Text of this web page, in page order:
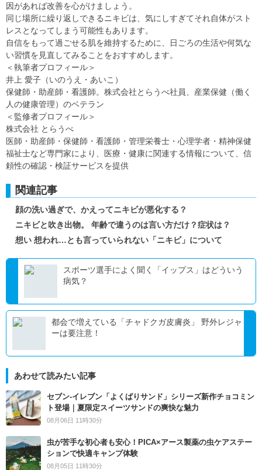
因があれば改善を心がけましょう。
同じ場所に繰り返しできるニキビは、気にしすぎてそれ自体がスト
レスとなってしまう可能性もあります。
自信をもって過ごせる肌を維持するために、日ごろの生活や何気な
い習慣を見直してみることをおすすめします。
＜執筆者プロフィール＞
井上 愛子（いのうえ・あいこ）
保健師・助産師・看護師。株式会社とらうべ社員、産業保健（働く
人の健康管理）のベテラン
＜監修者プロフィール＞
株式会社 とらうべ
医師・助産師・保健師・看護師・管理栄養士・心理学者・精神保健
福祉士など専門家により、医療・健康に関連する情報について、信
頼性の確認・検証サービスを提供
関連記事
顔の洗い過ぎで、かえってニキビが悪化する？
ニキビと吹き出物。 年齢で違うのは言い方だけ？症状は？
想い 想われ…とも言っていられない「ニキビ」について
スポーツ選手によく聞く「イップス」はどういう
病気？
都会で増えている「チャドクガ皮膚炎」 野外レジャ
ーは要注意！
あわせて読みたい記事
セブン‐イレブン「よくばりサンド」シリーズ新作チョコミン
ト登場｜夏限定スイーツサンドの爽快な魅力
08月06日 11時30分
虫が苦手な初心者も安心！PICA×アース製薬の虫ケアステー
ションで快適キャンプ体験
08月05日 11時30分